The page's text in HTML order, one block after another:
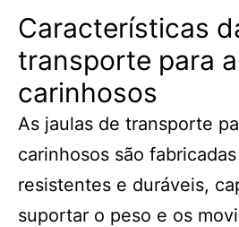
Características
transporte para
carinhosos
As jaulas de transporte
carinhosos são
resistentes e duráveis,
suportar o peso e os